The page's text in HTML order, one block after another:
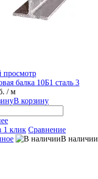
просмотр
балка 10Б1 сталь 3
/ м
В корзину
1 клик Сравнение
В наличии